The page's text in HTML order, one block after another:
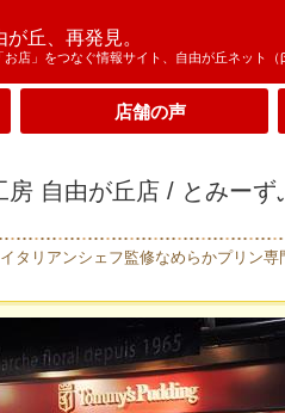
丘、再発見。
お店」をつなぐ情報サイト、自由が丘ネット（
店舗の声
房 自由が丘店 / とみー
イタリアンシェフ監修なめらかプリン専